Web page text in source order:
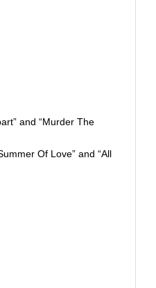
and “Murder The
Of Love” and “All